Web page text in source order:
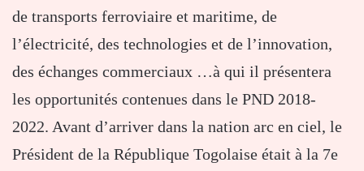
de transports ferroviaire et maritime, de
l’électricité, des technologies et de l’innovation,
des échanges commerciaux …à qui il présentera
les opportunités contenues dans le PND 2018-
2022. Avant d’arriver dans la nation arc en ciel, le
Président de la République Togolaise était à la 7e